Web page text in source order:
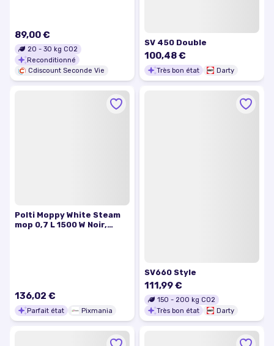
89,00 €
20 - 30 kg CO2
Reconditionné
Cdiscount Seconde Vie
SV 450 Double
100,48 €
Très bon état Darty
Polti Moppy White Steam
mop 0,7 L 1500 W Noir,
136,02 €
Parfait état Pixmania
SV660 Style
111,99 €
150 - 200 kg CO2
Très bon état
Darty